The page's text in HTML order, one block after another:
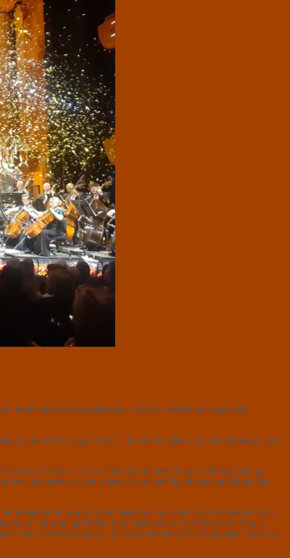
dømt kamp om dirigentstokken. Både i overført og bogstavelig
markerer hvor, og hvorfor, vi år efter år sidder i de røde plyssæder lige
før vi havde sat os, kommer entertaineren Caspar Philipson ind på
hele Danmark elskede at hade. Og det går lige ind hos publikum, der
mulighed for at spille med musklerne, og sende en perlerække af toner
fra Samson og Dalila, Pjotr Tjajkovskijs Lenskijs arie fra Eugen
til alle sine trofaste gæster, der nyder at opleve Det Kongelige Teater på